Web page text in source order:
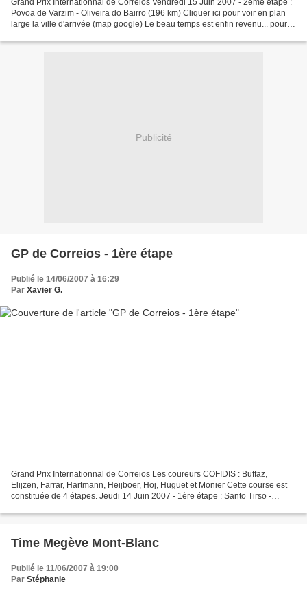
Grand Prix Internationnal de Correios Vendredi 15 Juin 2007 - 2ème étape :
Povoa de Varzim - Oliveira do Bairro (196 km) Cliquer ici pour voir en plan
large la ville d'arrivée (map google) Le beau temps est enfin revenu... pour
Publicité
GP de Correios - 1ère étape
Publié le 14/06/2007 à 16:29
Par Xavier G.
Grand Prix Internationnal de Correios Les coureurs COFIDIS : Buffaz,
Elijzen, Farrar, Hartmann, Heijboer, Hoj, Huguet et Monier Cette course est
constituée de 4 étapes. Jeudi 14 Juin 2007 - 1ère étape : Santo Tirso -
Time Megève Mont-Blanc
Publié le 11/06/2007 à 19:00
Par Stéphanie